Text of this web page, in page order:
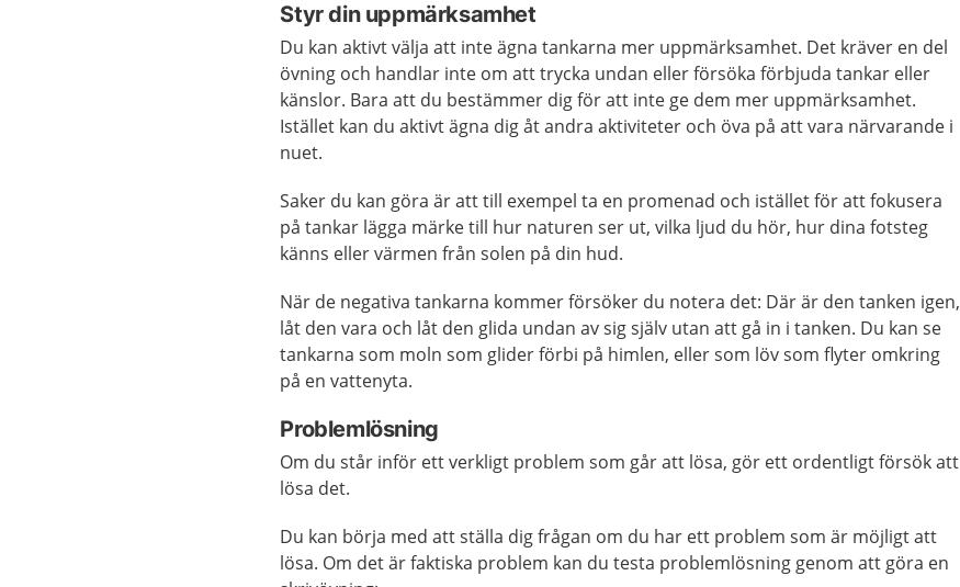
Styr din uppmärksamhet
Du kan aktivt välja att inte ägna tankarna mer uppmärksamhet. Det kräver en del
övning och handlar inte om att trycka undan eller försöka förbjuda tankar eller
känslor. Bara att du bestämmer dig för att inte ge dem mer uppmärksamhet.
Istället kan du aktivt ägna dig åt andra aktiviteter och öva på att vara närvarande i
nuet.
Saker du kan göra är att till exempel ta en promenad och istället för att fokusera
på tankar lägga märke till hur naturen ser ut, vilka ljud du hör, hur dina fotsteg
känns eller värmen från solen på din hud.
När de negativa tankarna kommer försöker du notera det: Där är den tanken igen,
låt den vara och låt den glida undan av sig själv utan att gå in i tanken. Du kan se
tankarna som moln som glider förbi på himlen, eller som löv som flyter omkring
på en vattenyta.
Problemlösning
Om du står inför ett verkligt problem som går att lösa, gör ett ordentligt försök att
lösa det.
Du kan börja med att ställa dig frågan om du har ett problem som är möjligt att
lösa. Om det är faktiska problem kan du testa problemlösning genom att göra en